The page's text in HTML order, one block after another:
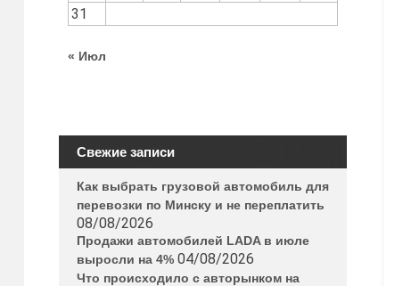
31
« Июл
Свежие записи
Как выбрать грузовой автомобиль для
перевозки по Минску и не переплатить
08/08/2026
Продажи автомобилей LADA в июле
выросли на 4% 04/08/2026
Что происходило с авторынком на